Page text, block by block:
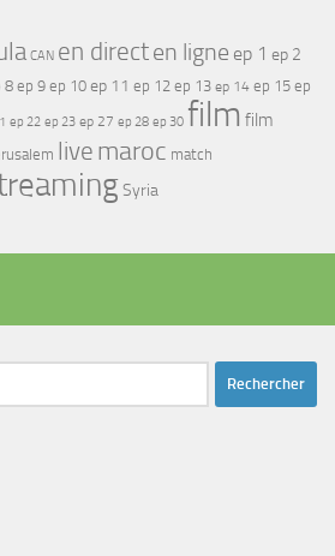
CAN en directen ligne ep 1 ep 2
8 ep 9 ep 10 ep 11 ep 12 ep 13 ep 14 ep 15 ep
ep 22 ep 23 ep 27 ep 28 ep 30 film film
live maroc match
Syria